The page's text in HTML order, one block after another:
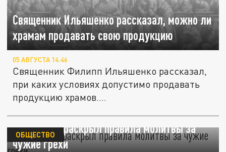
Священник Ильяшенко рассказал, можно ли
храмам продавать свою продукцию
05 АВГУСТА 14:46
Священник Филипп Ильяшенко рассказал,
при каких условиях допустимо продавать
продукцию храмов....
Священник раскрыл правила молитвы за
чужие грехи
ОБЩЕСТВО